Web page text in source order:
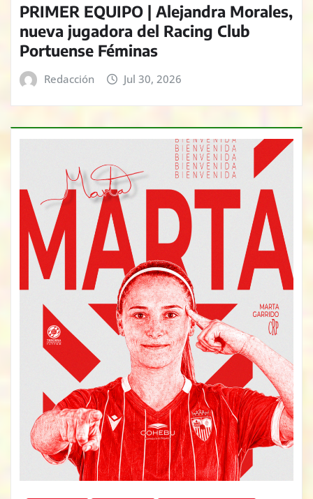
PRIMER EQUIPO | Alejandra Morales,
nueva jugadora del Racing Club
Portuense Féminas
Redacción Jul 30, 2026